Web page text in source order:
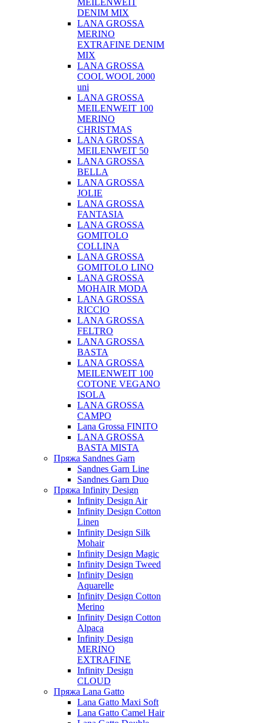
MEILENWEIT
DENIM MIX
LANA GROSSA
MERINO
EXTRAFINE DENIM
MIX
LANA GROSSA
COOL WOOL 2000
uni
LANA GROSSA
MEILENWEIT 100
MERINO
CHRISTMAS
LANA GROSSA
MEILENWEIT 50
LANA GROSSA
BELLA
LANA GROSSA
JOLIE
LANA GROSSA
FANTASIA
LANA GROSSA
GOMITOLO
COLLINA
LANA GROSSA
GOMITOLO LINO
LANA GROSSA
MOHAIR MODA
LANA GROSSA
RICCIO
LANA GROSSA
FELTRO
LANA GROSSA
BASTA
LANA GROSSA
MEILENWEIT 100
COTONE VEGANO
ISOLA
LANA GROSSA
CAMPO
Lana Grossa FINITO
LANA GROSSA
BASTA MISTA
Пряжа Sandnes Garn
Sandnes Garn Line
Sandnes Garn Duo
Пряжа Infinity Design
Infinity Design Air
Infinity Design Cotton
Linen
Infinity Design Silk
Mohair
Infinity Design Magic
Infinity Design Tweed
Infinity Design
Aquarelle
Infinity Design Cotton
Merino
Infinity Design Cotton
Alpaca
Infinity Design
MERINO
EXTRAFINE
Infinity Design
CLOUD
Пряжа Lana Gatto
Lana Gatto Maxi Soft
Lana Gatto Camel Hair